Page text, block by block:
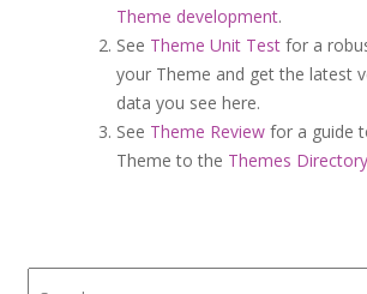
Theme development.
See Theme Unit Test for a
your Theme and get the latest
data you see here.
See Theme Review for a guide
Theme to the Themes Directory